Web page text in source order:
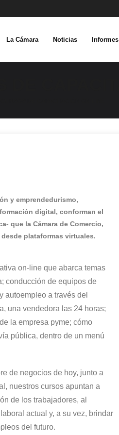
La Cámara Noticias Informes
y emprendedurismo,
digital, conforman el
que la Cámara de Comercio,
plataformas virtuales.
on-line que abarca temas
conducción de equipos de
autoempleo a través del
una vendedora las 24 horas;
la empresa pyme; cómo
pública, dentro de un menú
de negocios de hoy, junto a
nuestros cursos apuntan a
de los trabajadores, al
actual y, a su vez, brindar
del futuro.